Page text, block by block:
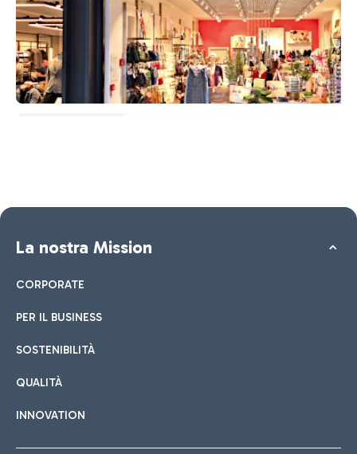
La nostra Mission
CORPORATE
PER IL BUSINESS
SOSTENIBILITÀ
QUALITÀ
INNOVATION